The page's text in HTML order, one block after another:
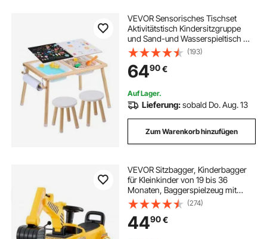
VEVOR Sensorisches Tischset
Aktivitätstisch Kindersitzgruppe
und Sand-und Wasserspieltisch mit
2 Hockern & 2
Aufbewahrungsbehältern &
Papierrollenhalter, Kindertisch Holz
– Geschenk für Kinder
(193)
6490€
Auf Lager.
Lieferung:sobald Do. Aug. 13
Zum Warenkorb hinzufügen
VEVOR Sitzbagger, Kinderbagger
für Kleinkinder von 19 bis 36
Monaten, Baggerspielzeug mit
Helm und Musik, Aufsitzbagger, 25
kg Tragkraft, Bagger zum Aufsitzen,
Lauflernhilfe für Kinder, Gelb
(274)
4490€